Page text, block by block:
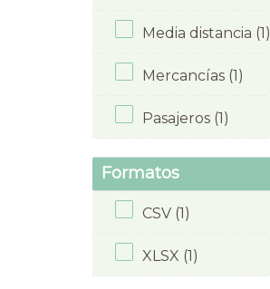
Media distancia (1)
Mercancías (1)
Pasajeros (1)
Formatos
CSV (1)
XLSX (1)